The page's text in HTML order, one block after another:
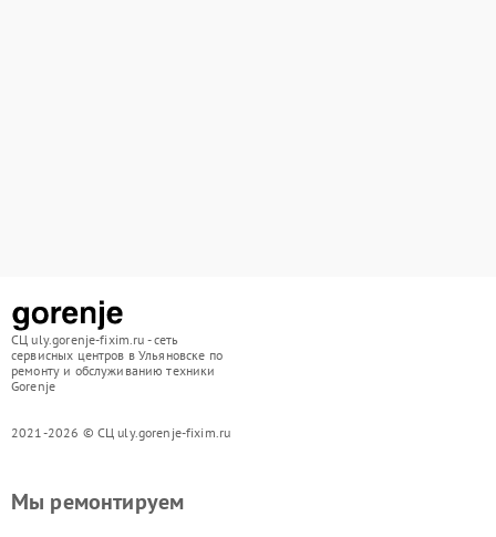
СЦ uly.gorenje-fixim.ru - сеть
сервисных центров в Ульяновске по
ремонту и обслуживанию техники
Gorenje
2021-2026 © СЦ uly.gorenje-fixim.ru
Мы ремонтируем